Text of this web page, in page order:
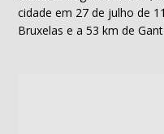
cidade em 27 de julho de
Bruxelas e a 53 km de